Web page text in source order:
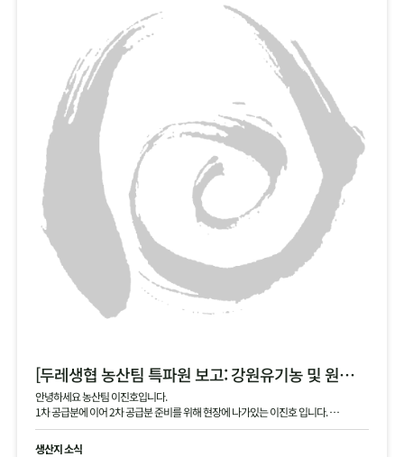
[두레생협 농산팀 특파원 보고: 강원유기농 및 원주생명농업 2차 안내]
안녕하세요 농산팀 이진호입니다.
1차 공급분에 이어 2차 공급분 준비를 위해 현장에 나가있는 이진호 입니다.
강원유기농 김장 무, 동치미 무, 대파 공급 예정이며, 현재 작확 상태 및 품질과 생산지
현황 공유드립니다.
생산지 소식